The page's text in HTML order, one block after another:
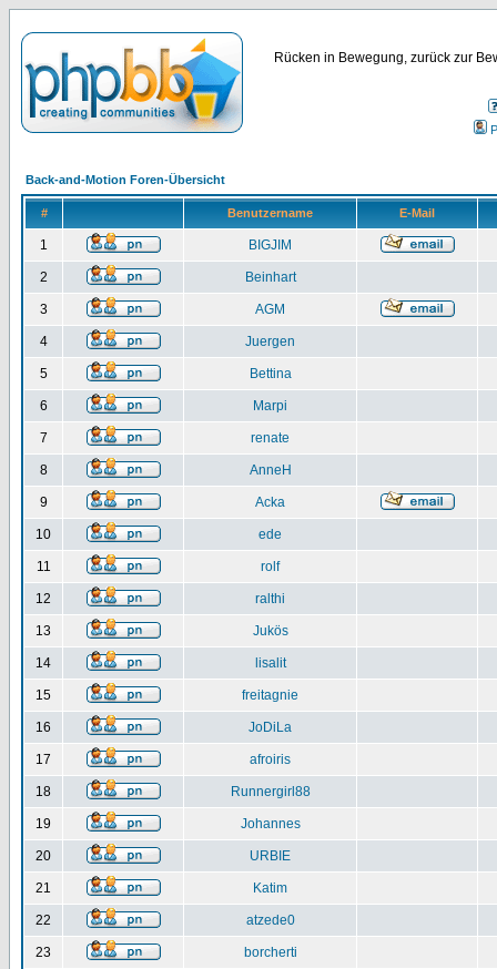
Rücken in Bewegung, zurück zur
Back-and-Motion Foren-Übersicht
# Benutzername E-Mail
1 BIGJIM
2 Beinhart
3 AGM
4 Juergen
5 Bettina
6 Marpi
7 renate
8 AnneH
9 Acka
10 ede
11 rolf
12 ralthi
13 Jukös
14 lisalit
15 freitagnie
16 JoDiLa
17 afroiris
18 Runnergirl88
19 Johannes
20 URBIE
21 Katim
22 atzede0
23 borcherti